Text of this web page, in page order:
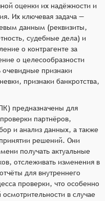
оценки их надёжности и
Их ключевая задача —
данным (реквизиты,
судебные дела) и
о контрагенте за
о целесообразности
очевидные признаки
признаки банкротства,
предназначены для
партнёров,
и анализ данных, а также
решений. Они
получать актуальные
отслеживать изменения в
для внутреннего
проверки, что особенно
в случае